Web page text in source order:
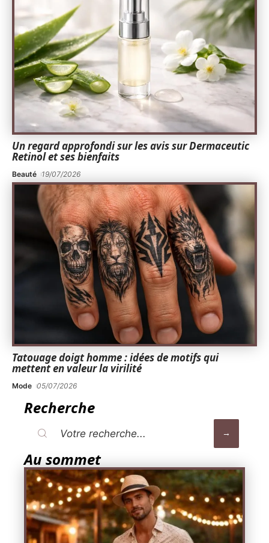
Un regard approfondi sur les avis sur Dermaceutic
Retinol et ses bienfaits
Beauté 19/07/2026
Tatouage doigt homme : idées de motifs qui
mettent en valeur la virilité
Mode 05/07/2026
Recherche
Au sommet